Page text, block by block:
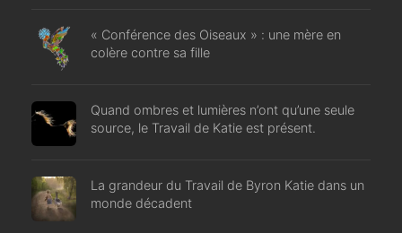
« Conférence des Oiseaux » : une mère en
colère contre sa fille
Quand ombres et lumières n’ont qu’une seule
source, le Travail de Katie est présent.
La grandeur du Travail de Byron Katie dans un
monde décadent